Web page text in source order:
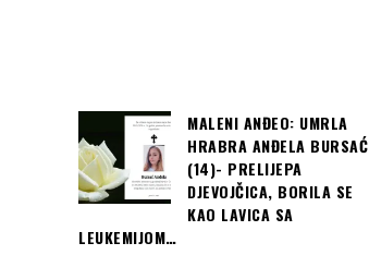
MALENI ANĐEO: UMRLA
HRABRA ANĐELA BURSAĆ
(14)- PRELIJEPA
DJEVOJČICA, BORILA SE
KAO LAVICA SA
LEUKEMIJOM…